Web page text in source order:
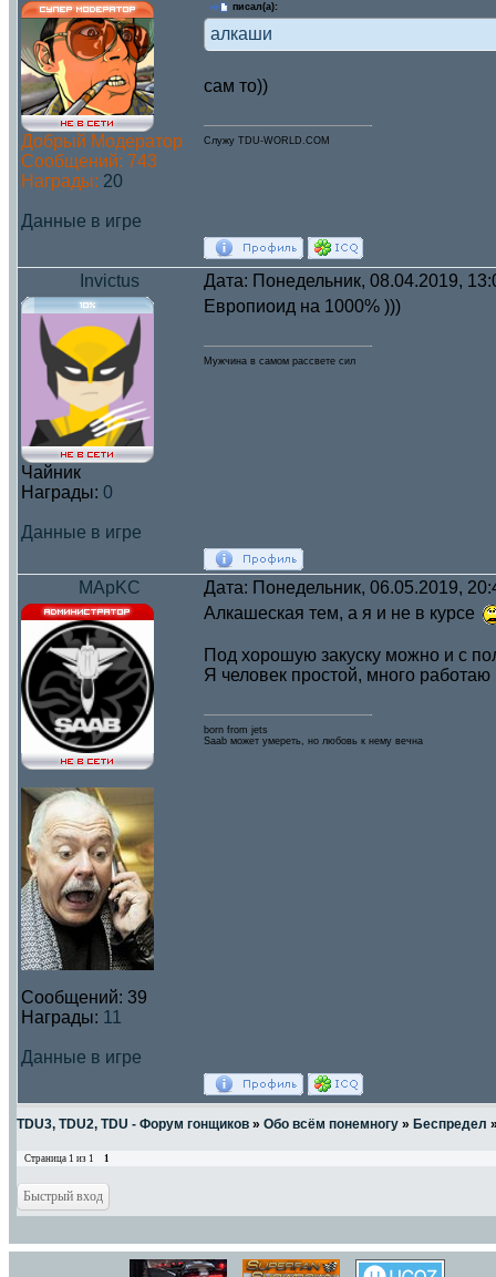
Добрый Модератор
Сообщений: 743
Награды: 20
Данные в игре
писал(а):
алкаши
сам то))
Служу TDU-WORLD.COM
Invictus Дата: Понедельник, 08.04.2019,
Чайник
Награды: 0
Данные в игре
Европиоид на 1000% )))
Мужчина в самом рассвете сил
MApKC Дата: Понедельник, 06.05.2019,
Сообщений: 39
Награды: 11
Данные в игре
Алкашеская тем, а я и не в курсе
Под хорошую закуску можно и с
Я человек простой, много работаю
born from jets
Saab может умереть, но любовь к нему вечна
TDU3, TDU2, TDU - Форум гонщиков » Обо всём понемногу » Беспредел
Страница 1 из 1 1